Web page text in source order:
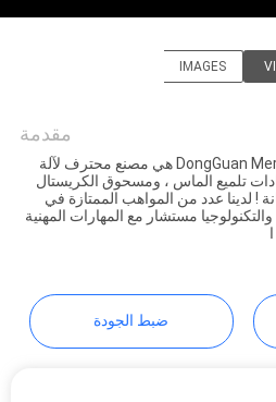
IMAGES
مقدمة
شركة DongGuan Merrock Industry Co.، Ltd هي مصنع محترف لآلة
تلميع الماس ، ومسحوق الكريستال
! لدينا عدد من المواهب الممتازة في
مستشار مع المهارات المهنية
ضبط الجودة